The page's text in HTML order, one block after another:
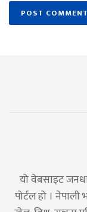
यो वेबसाइट
पोर्टल हो । नेपाली